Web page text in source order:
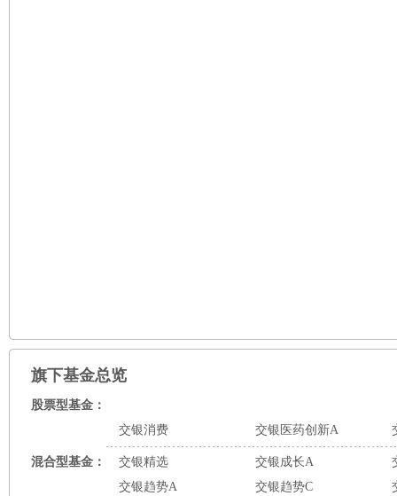
旗下基金总览
股票型基金：
交银消费
交银医药创新A
混合型基金： 交银精选 交银成长A
交银趋势A
交银趋势C